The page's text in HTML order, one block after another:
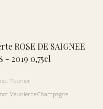
ROSE DE SAIGNEE
- 2019 0,75cl
Meunier
Meunier de Champagne,